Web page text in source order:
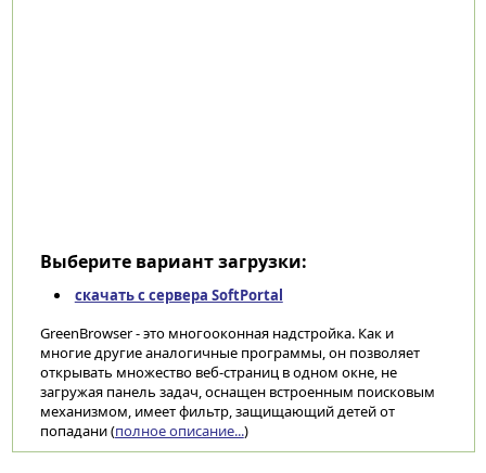
Выберите вариант загрузки:
скачать с сервера SoftPortal
GreenBrowser - это многооконная надстройка. Как и
многие другие аналогичные программы, он позволяет
открывать множество веб-страниц в одном окне, не
загружая панель задач, оснащен встроенным поисковым
механизмом, имеет фильтр, защищающий детей от
попадани (полное описание...)